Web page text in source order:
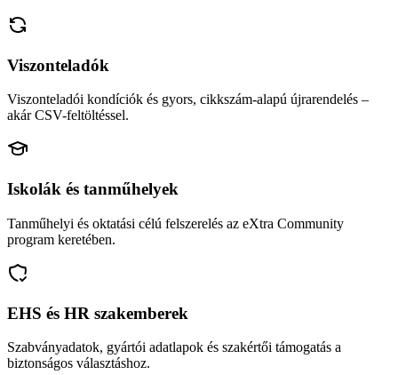
Viszonteladók
Viszonteladói kondíciók és gyors, cikkszám-alapú újrarendelés –
akár CSV-feltöltéssel.
Iskolák és tanműhelyek
Tanműhelyi és oktatási célú felszerelés az eXtra Community
program keretében.
EHS és HR szakemberek
Szabványadatok, gyártói adatlapok és szakértői támogatás a
biztonságos választáshoz.